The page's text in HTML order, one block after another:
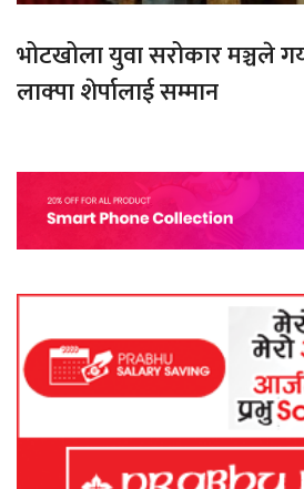
भोटखोला युवा सरोकार मञ्चले
लाक्पा शेर्पालाई सम्मान